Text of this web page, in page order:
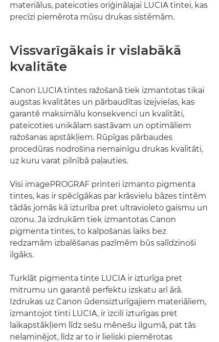
materiālus, pateicoties oriģinālajai LUCIA tintei, kas
precīzi piemērota mūsu drukas sistēmām.
Vissvarīgākais ir vislabākā
kvalitāte
Canon LUCIA tintes ražošanā tiek izmantotas tikai
augstas kvalitātes un pārbaudītas izejvielas, kas
garantē maksimālu konsekvenci un kvalitāti,
pateicoties unikālam sastāvam un optimāliem
ražošanas apstākļiem. Rūpīgas pārbaudes
procedūras nodrošina nemainīgu drukas kvalitāti,
uz kuru varat pilnībā paļauties.
Visi imagePROGRAF printeri izmanto pigmenta
tintes, kas ir spēcīgākas par krāsvielu bāzes tintēm
tādās jomās kā izturība pret ultravioleto gaismu un
ozonu. Ja izdrukām tiek izmantotas Canon
pigmenta tintes, to kalpošanas laiks bez
redzamām izbalēšanas pazīmēm būs salīdzinoši
ilgāks.
Turklāt pigmenta tinte LUCIA ir izturīga pret
mitrumu un garantē perfektu izskatu arī ārā.
Izdrukas uz Canon ūdensizturīgajiem materiāliem,
izmantojot tinti LUCIA, ir izcili izturīgas pret
laikapstākļiem līdz sešu mēnešu ilgumā, pat tās
nelaminējot, līdz ar to ir lieliski piemērotas